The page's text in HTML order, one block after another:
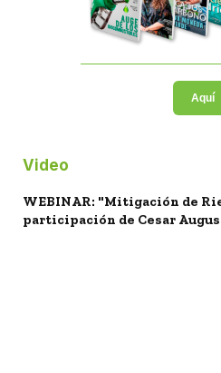
Aquí
Video
WEBINAR: "Mitigación de
participación de Cesar